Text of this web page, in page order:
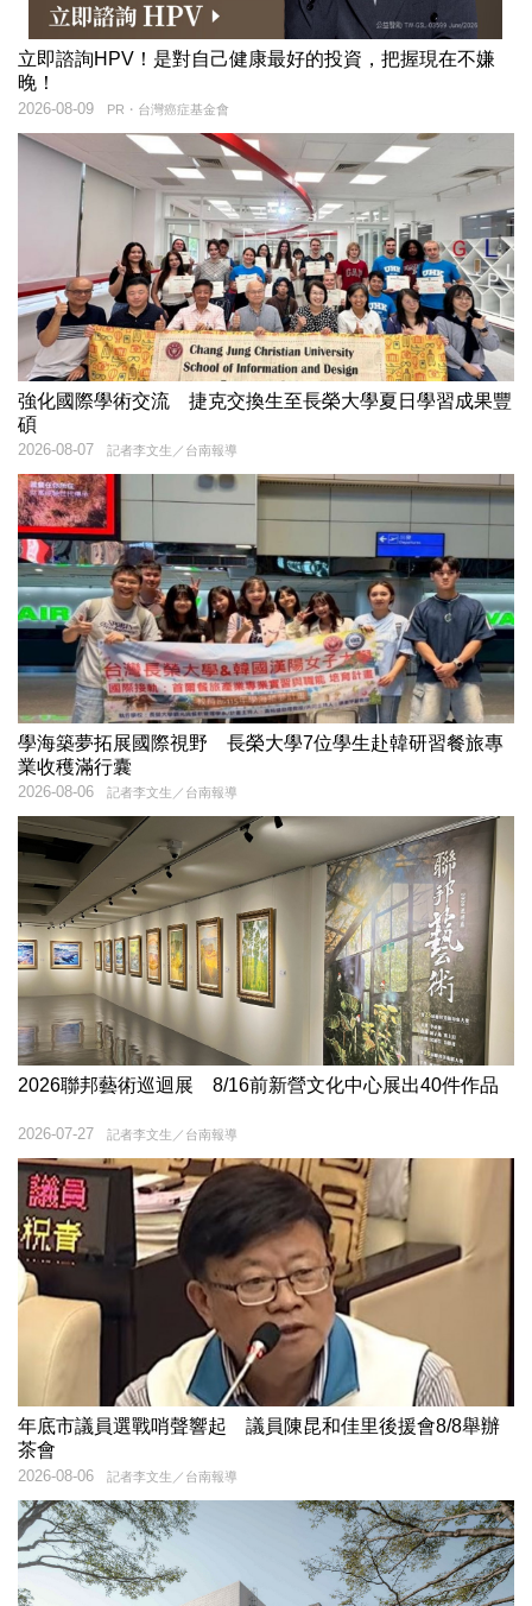
立即諮詢HPV！是對自己健康最好的投資，把握現在不嫌
晚！
PR・台灣癌症基金會
2026-08-09
強化國際學術交流 捷克交換生至長榮大學夏日學習成果豐
碩
記者李文生／台南報導
2026-08-07
學海築夢拓展國際視野 長榮大學7位學生赴韓研習餐旅專
業收穫滿行囊
記者李文生／台南報導
2026-08-06
2026聯邦藝術巡迴展 8/16前新營文化中心展出40件作品
記者李文生／台南報導
2026-07-27
年底市議員選戰哨聲響起 議員陳昆和佳里後援會8/8舉辦
茶會
記者李文生／台南報導
2026-08-06